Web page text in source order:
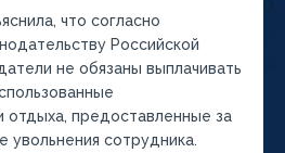
что согласно
Российской
не обязаны выплачивать
отдыха, предоставленные за
увольнения сотрудника.